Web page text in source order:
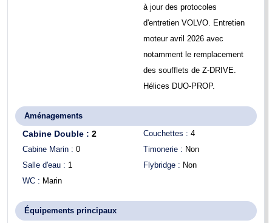
à jour des protocoles
d'entretien VOLVO. Entretien
moteur avril 2026 avec
notamment le remplacement
des soufflets de Z-DRIVE.
Hélices DUO-PROP.
Aménagements
Cabine Double : 2
Cabine Marin : 0
Salle d'eau : 1
WC : Marin
Couchettes : 4
Timonerie : Non
Flybridge : Non
Équipements principaux